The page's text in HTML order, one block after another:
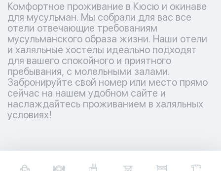
Комфортное проживание в Кюсю и окинаве
для мусульман. Мы собрали для вас все
отели отвечающие требованиям
мусульманского образа жизни. Наши отели
и халяльные хостелы идеально подходят
для вашего спокойного и приятного
пребывания, с молельными залами.
Забронируйте свой номер или место прямо
сейчас на нашем удобном сайте и
наслаждайтесь проживанием в халяльных
условиях!